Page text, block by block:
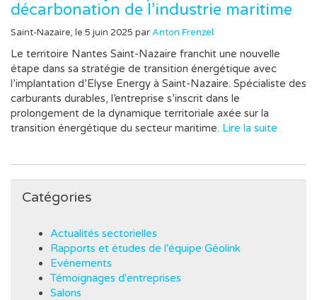
décarbonation de l’industrie maritime
Saint-Nazaire, le 5 juin 2025 parAnton Frenzel
Le territoire Nantes Saint-Nazaire franchit une nouvelle
étape dans sa stratégie de transition énergétique avec
l’implantation d’Elyse Energy à Saint-Nazaire. Spécialiste des
carburants durables, l’entreprise s’inscrit dans le
prolongement de la dynamique territoriale axée sur la
transition énergétique du secteur maritime. Lire la suite
Catégories
Actualités sectorielles
Rapports et études de l'équipe Géolink
Evénements
Témoignages d'entreprises
Salons